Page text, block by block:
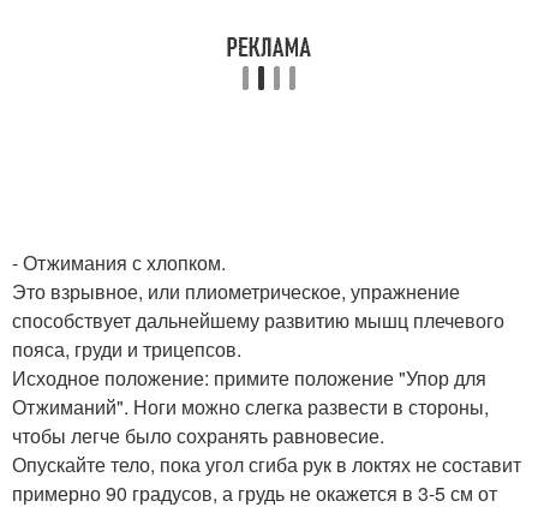
- Отжимания с хлопком.
Это взрывное, или плиометрическое, упражнение
способствует дальнейшему развитию мышц плечевого
пояса, груди и трицепсов.
Исходное положение: примите положение "Упор для
Отжиманий". Ноги можно слегка развести в стороны,
чтобы легче было сохранять равновесие.
Опускайте тело, пока угол сгиба рук в локтях не составит
примерно 90 градусов, а грудь не окажется в 3-5 см от